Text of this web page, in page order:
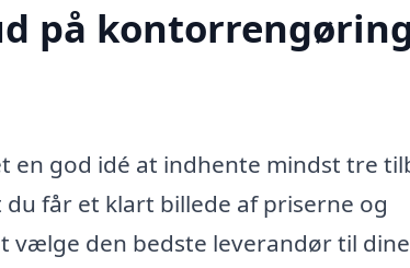
på
en god idé at indhente mindst tre
får et klart billede af priserne og
vælge den bedste leverandør til dine